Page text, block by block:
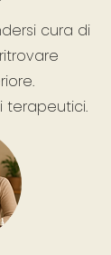
cura di
terapeutici.